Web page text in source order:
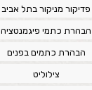
פדיקור מניקור בתל אביב
הבהרת כתמי פיגמנטציה
הבהרת כתמים בפנים
צילוליט